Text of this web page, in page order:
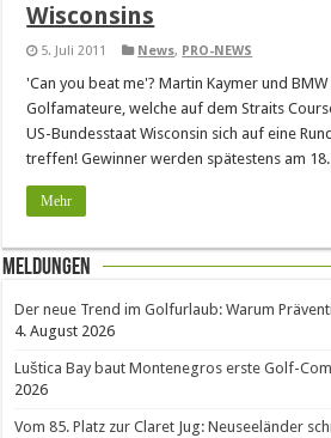
Wisconsins
5. Juli 2011 News, PRO-NEWS
'Can you beat me'? Martin Kaymer und
Golfamateure, welche auf dem Straits
US-Bundesstaat Wisconsin sich auf eine
treffen! Gewinner werden spätestens am
Mehr
Meldungen
Der neue Trend im Golfurlaub: Warum
4. August 2026
Luštica Bay baut Montenegros erste Golf-
2026
Vom 85. Platz zur Claret Jug: Neuseeländer